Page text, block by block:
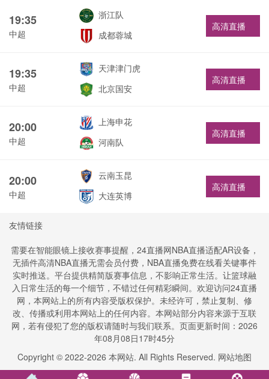
19:35
中超
浙江队
成都蓉城
高清直播
19:35
中超
天津津门虎
北京国安
高清直播
20:00
中超
上海申花
河南队
高清直播
20:00
中超
云南玉昆
大连英博
高清直播
友情链接
需要在智能眼镜上接收赛事提醒，24直播网NBA直播适配AR设备，
无插件高清NBA直播无需会员付费，NBA直播免费在线看关键事件
实时推送。平台提供精简版赛事信息，不影响正常生活。让篮球融
入日常生活的每一个细节，不错过任何精彩瞬间。欢迎访问24直播
网，本网站上的所有内容受版权保护。未经许可，禁止复制、修
改、传播或利用本网站上的任何内容。本网站部分内容来源于互联
网，若有侵犯了您的版权请随时与我们联系。页面更新时间：2026
年08月08日17时45分
Copyright © 2022-2026 本网站. All Rights Reserved. 网站地图